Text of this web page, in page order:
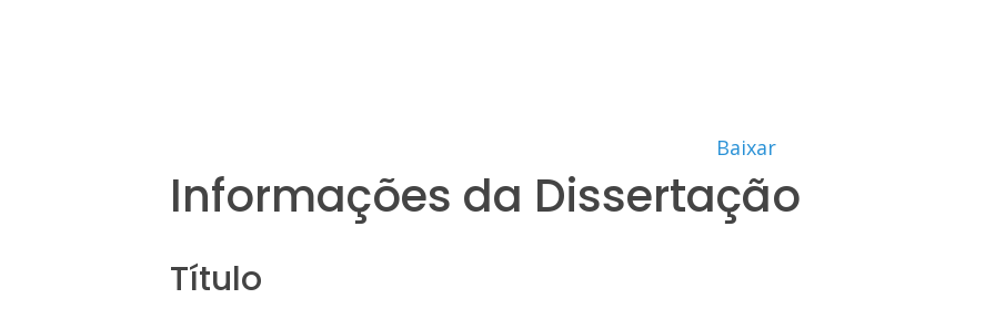
Baixar
Informações da Dissertação
Título